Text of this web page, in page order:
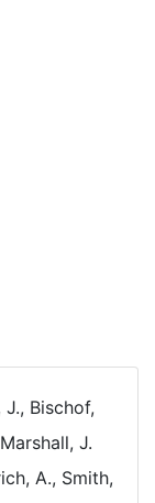
J., Bischof,
J.
A., Smith,